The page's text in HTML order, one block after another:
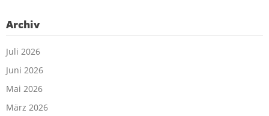
Archiv
Juli 2026
Juni 2026
Mai 2026
März 2026